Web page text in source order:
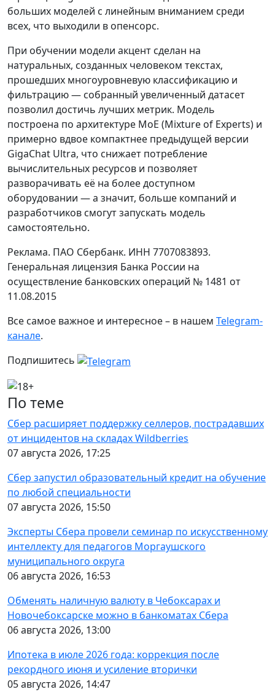
больших моделей с линейным вниманием среди
всех, что выходили в опенсорс.
При обучении модели акцент сделан на
натуральных, созданных человеком текстах,
прошедших многоуровневую классификацию и
фильтрацию — собранный увеличенный датасет
позволил достичь лучших метрик. Модель
построена по архитектуре MoE (Mixture of Experts) и
примерно вдвое компактнее предыдущей версии
GigaChat Ultra, что снижает потребление
вычислительных ресурсов и позволяет
разворачивать её на более доступном
оборудовании — а значит, больше компаний и
разработчиков смогут запускать модель
самостоятельно.
Реклама. ПАО Сбербанк. ИНН 7707083893.
Генеральная лицензия Банка России на
осуществление банковских операций № 1481 от
11.08.2015
Все самое важное и интересное – в нашем Telegram-
канале.
Подпишитесь
По теме
Сбер расширяет поддержку селлеров, пострадавших
от инцидентов на складах Wildberries
07 августа 2026, 17:25
Сбер запустил образовательный кредит на обучение
по любой специальности
07 августа 2026, 15:50
Эксперты Сбера провели семинар по искусственному
интеллекту для педагогов Моргаушского
муниципального округа
06 августа 2026, 16:53
Обменять наличную валюту в Чебоксарах и
Новочебоксарске можно в банкоматах Сбера
06 августа 2026, 13:00
Ипотека в июле 2026 года: коррекция после
рекордного июня и усиление вторички
05 августа 2026, 14:47